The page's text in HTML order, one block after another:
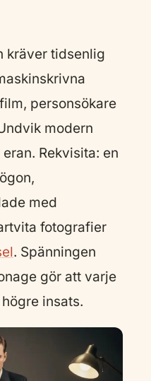
kräver tidsenlig
personsökare
modern
Rekvisita: en
med
fotografier
. Spänningen
gör att varje
insats.